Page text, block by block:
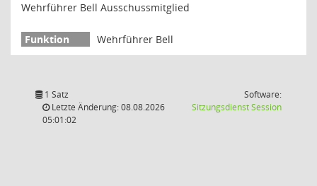
Wehrführer Bell Ausschussmitglied
Wehrführer Bell
1 Satz
Letzte Änderung: 08.08.2026
05:01:02
Software:
SitzungsdienstSession(Wird in